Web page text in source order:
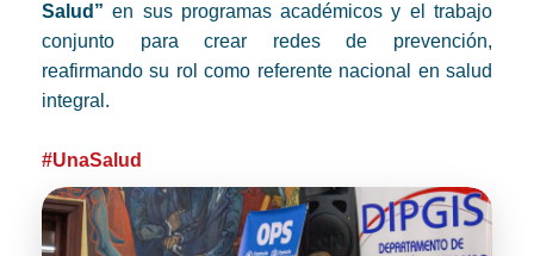
Salud” en sus programas académicos y el trabajo
conjunto para crear redes de prevención,
reafirmando su rol como referente nacional en salud
integral.
#UnaSalud